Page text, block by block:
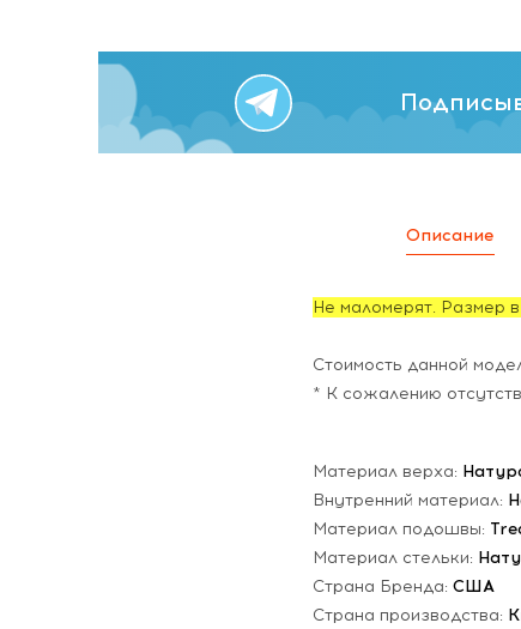
Описание
Не маломерят. Размер
Стоимость данной
* К сожалению
Материал верха:
Внутренний материал:
Материал подошвы:
Материал стельки:
Страна Бренда: США
Страна производства: